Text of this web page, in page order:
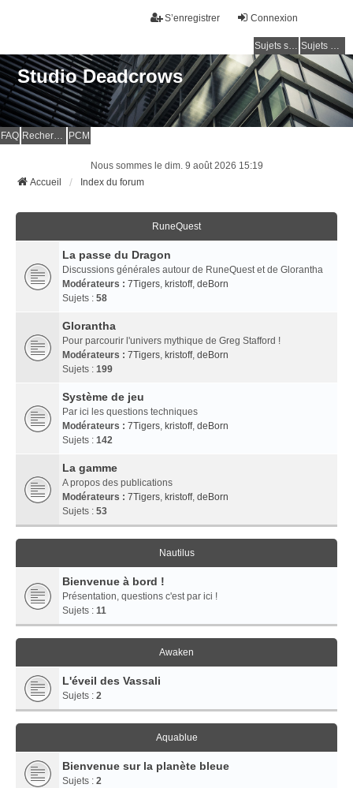
Connexion
S’enregistrer
Sujets sans réponse Sujets actifs
Studio Deadcrows
FAQ Rechercher PCM
Nous sommes le dim. 9 août 2026 15:19
Accueil
Index du forum
RuneQuest
La passe du Dragon
Discussions générales autour de RuneQuest et de Glorantha
Modérateurs : 7Tigers, kristoff, deBorn
Sujets : 58
Glorantha
Pour parcourir l'univers mythique de Greg Stafford !
Modérateurs : 7Tigers, kristoff, deBorn
Sujets : 199
Système de jeu
Par ici les questions techniques
Modérateurs : 7Tigers, kristoff, deBorn
Sujets : 142
La gamme
A propos des publications
Modérateurs : 7Tigers, kristoff, deBorn
Sujets : 53
Nautilus
Bienvenue à bord !
Présentation, questions c'est par ici !
Sujets : 11
Awaken
L'éveil des Vassali
Sujets : 2
Aquablue
Bienvenue sur la planète bleue
Sujets : 2